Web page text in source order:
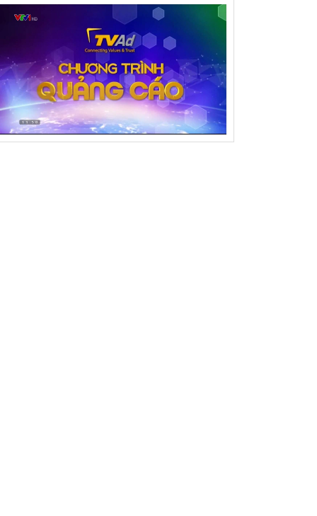
hiệu quả
lệ Cuộc thi Sáng tạo DCTTNNĐ lần thứ I năm
định thành lập BTC Cuộc thi ST dành cho
tỉnh Đằk Lắk lần thứ I năm 2026
nghị Ủy ban MTTQ Việt Nam tỉnh Đắk Lắk lần
ba, khóa I, nhiệm kỳ 2025 – 2030